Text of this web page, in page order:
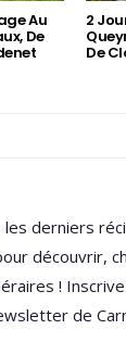
Au
De
2
De
les derniers
découvrir,
!
de